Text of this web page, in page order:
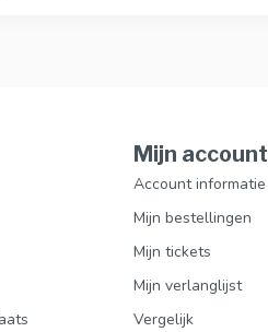
Mijn account
Account informatie
Mijn bestellingen
Mijn tickets
Mijn verlanglijst
Vergelijk